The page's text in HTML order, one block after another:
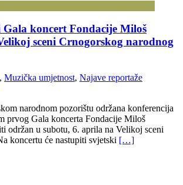
Gala koncert Fondacije Miloš
sceni Crnogorskog narodnog
, Muzička umjetnost, Najave reportaže
narodnom pozorištu održana konferencija
prvog Gala koncerta Fondacije Miloš
održan u subotu, 6. aprila na Velikoj sceni
koncertu će nastupiti svjetski […]